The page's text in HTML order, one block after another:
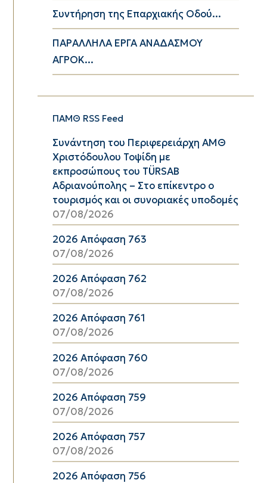
Συντήρηση της Επαρχιακής Οδού...
ΠΑΡΑΛΛΗΛΑ ΕΡΓΑ ΑΝΑΔΑΣΜΟΥ
ΑΓΡΟΚ...
ΠΑΜΘ RSS Feed
Συνάντηση του Περιφερειάρχη ΑΜΘ
Χριστόδουλου Τοψίδη με
εκπροσώπους του TÜRSAB
Αδριανούπολης – Στο επίκεντρο ο
τουρισμός και οι συνοριακές υποδομές
07/08/2026
2026 Απόφαση 763
07/08/2026
2026 Απόφαση 762
07/08/2026
2026 Απόφαση 761
07/08/2026
2026 Απόφαση 760
07/08/2026
2026 Απόφαση 759
07/08/2026
2026 Απόφαση 757
07/08/2026
2026 Απόφαση 756